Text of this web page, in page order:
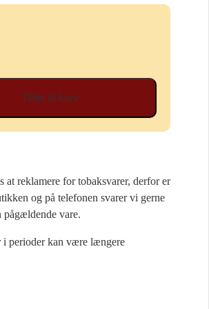
Tilføj til kurv
reklamere for tobaksvarer, derfor er
og på telefonen svarer vi gerne
pågældende vare.
perioder kan være længere